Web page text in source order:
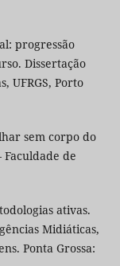
progressão
Dissertação
UFRGS, Porto
sem corpo do
Faculdade de
ativas.
Midiáticas,
Ponta Grossa: